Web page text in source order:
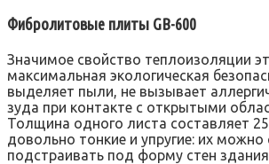
Фибролитовые плиты GB-600
Значимое свойство теплоизоляции
максимальная экологическая
выделяет пыли, не вызывает
зуда при контакте с открытыми
Толщина одного листа составляет
довольно тонкие и упругие: их можно
подстраивать под форму стен